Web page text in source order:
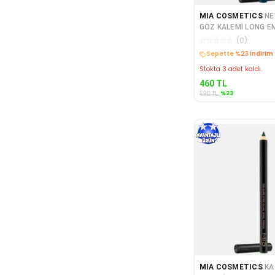
MIA COSMETICS
GÖZ KALEMİ LONG EMERALD MIA-
MO026
(0)
Sepette %23 İndirim
Stokta 3 adet kaldı.
460 TL
598TL %23
MIA COSMETICS